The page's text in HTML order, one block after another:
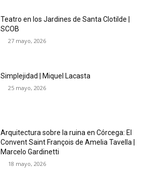
Teatro en los Jardines de Santa Clotilde |
SCOB
27 mayo, 2026
Simplejidad | Miquel Lacasta
25 mayo, 2026
Arquitectura sobre la ruina en Córcega: El
Convent Saint François de Amelia Tavella |
Marcelo Gardinetti
18 mayo, 2026